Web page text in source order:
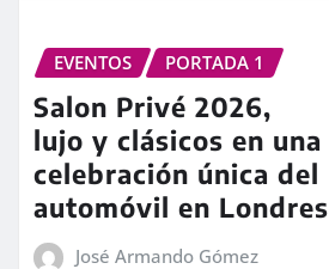
EVENTOS PORTADA 1
Salon Privé 2026,
lujo y clásicos en una
celebración única del
automóvil en Londres
José Armando Gómez